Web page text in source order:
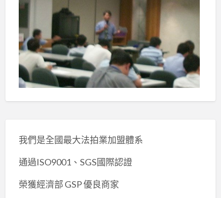
我們是全國最大法拍業加盟體系
通過ISO9001、SGS國際認證
榮獲經濟部 GSP 優良商家